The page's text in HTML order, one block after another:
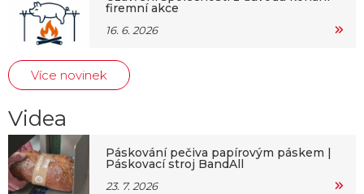
firemní akce
16. 6. 2026
Více novinek
Videa
Páskování pečiva papírovým páskem |
Páskovací stroj BandAll
23. 7. 2026